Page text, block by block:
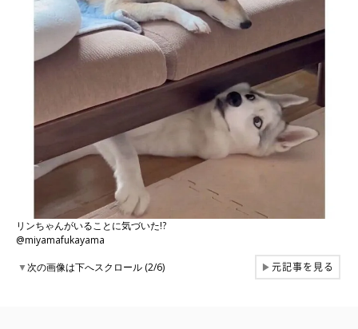
リンちゃんがいることに気づいた!?
@miyamafukayama
▼次の画像は下へスクロール (2/6) ▶元記事を見る